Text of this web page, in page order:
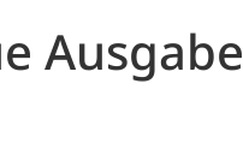
Ausgabe